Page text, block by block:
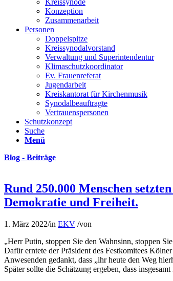
Kreissynode
Konzeption
Zusammenarbeit
Personen
Doppelspitze
Kreissynodalvorstand
Verwaltung und Superintendentur
Klimaschutzkoordinator
Ev. Frauenreferat
Jugendarbeit
Kreiskantorat für Kirchenmusik
Synodalbeauftragte
Vertrauenspersonen
Schutzkonzept
Suche
Menü
Blog - Beiträge
Rund 250.000 Menschen
Demokratie und Freiheit.
1. März 2022/in EKV /von
„Herr Putin, stoppen Sie den Wahnsinn, stoppen
Dafür erntete der Präsident des Festkomitees
Anwesenden gedankt, dass „ihr heute den Weg
Später sollte die Schätzung ergeben, dass